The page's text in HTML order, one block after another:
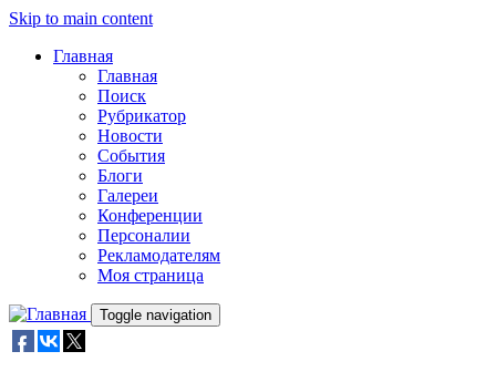
Skip to main content
Главная
Главная
Поиск
Рубрикатор
Новости
События
Блоги
Галереи
Конференции
Персоналии
Рекламодателям
Моя страница
Toggle navigation